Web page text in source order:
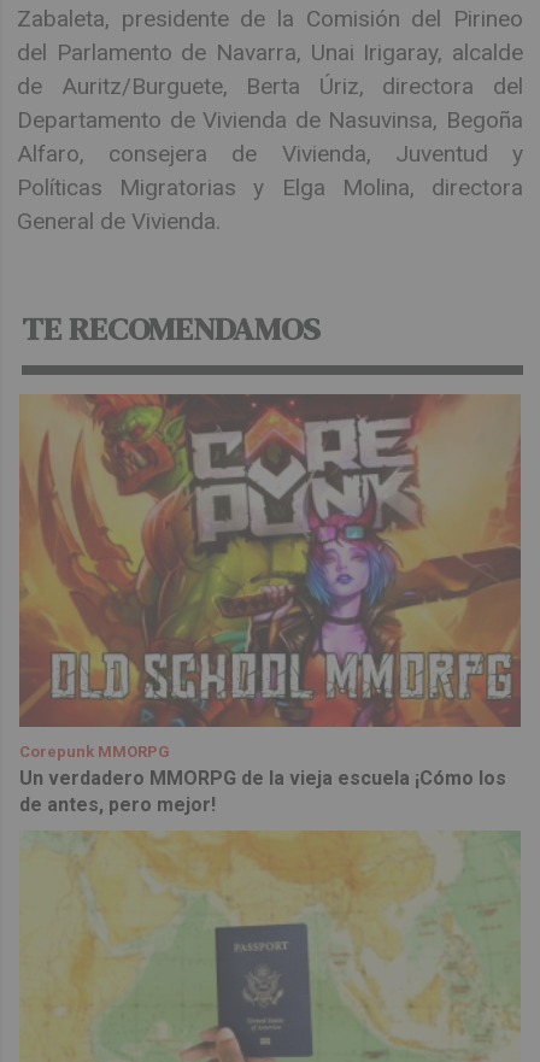
Zabaleta, presidente de la Comisión del Pirineo
del Parlamento de Navarra, Unai Irigaray, alcalde
de Auritz/Burguete, Berta Úriz, directora del
Departamento de Vivienda de Nasuvinsa, Begoña
Alfaro, consejera de Vivienda, Juventud y
Políticas Migratorias y Elga Molina, directora
General de Vivienda.
TE RECOMENDAMOS
Corepunk MMORPG
Un verdadero MMORPG de la vieja escuela ¡Cómo los
de antes, pero mejor!